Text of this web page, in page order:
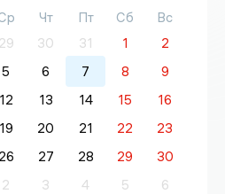
Чт Пт Сб
Вс
29 30 31 1
2
5 6 7 8
9
12 13 14 15
16
19 20 21 22
23
26 27 28 29
30
2 3 4 5 6